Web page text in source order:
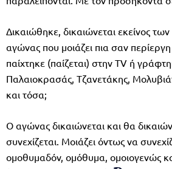
Δικαιώθηκε, δικαιώνεται εκείνος
αγώνας που μοιάζει πια σαν
παίχτηκε (παίζεται) στην TV ή
Παλαιοκρασάς, Τζανετάκης,
και τόσα;
Ο αγώνας δικαιώνεται και θα
συνεχίζεται. Μοιάζει όντως να
ομοθυμαδόν, ομόθυμα, ομοιογενώς